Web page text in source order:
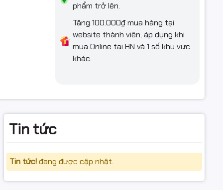
phẩm trở lên.
Tặng 100.000₫ mua hàng tại
website thành viên, áp dụng khi
mua Online tại HN và 1 số khu vực
khác.
Tin tức
Tin tức!đang được cập nhật.